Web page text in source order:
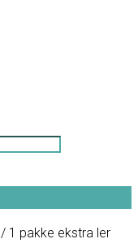
/ 1 pakke ekstra ler